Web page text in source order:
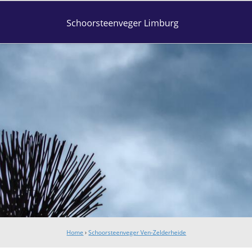
Schoorsteenveger Limburg
Home ›Schoorsteenveger Ven-Zelderheide